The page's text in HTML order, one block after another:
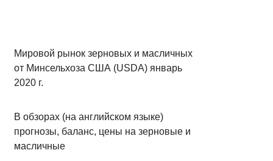
Мировой рынок зерновых и масличных
от Минсельхоза США (USDA) январь
2020 г.
В обзорах (на английском языке)
прогнозы, баланс, цены на зерновые и
масличные